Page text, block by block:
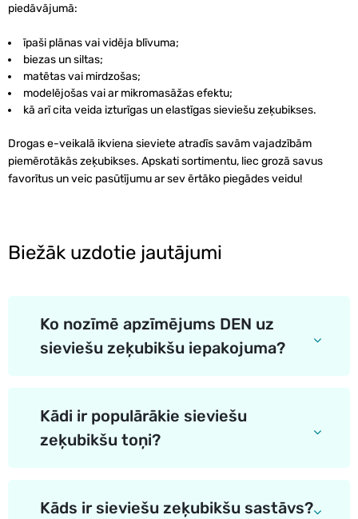
piedāvājumā:
īpaši plānas vai vidēja blīvuma;
biezas un siltas;
matētas vai mirdzošas;
modelējošas vai ar mikromasāžas efektu;
kā arī cita veida izturīgas un elastīgas sieviešu zeķubikses.
Drogas e-veikalā ikviena sieviete atradīs savām vajadzībām
piemērotākās zeķubikses. Apskati sortimentu, liec grozā savus
favorītus un veic pasūtījumu ar sev ērtāko piegādes veidu!
Biežāk uzdotie jautājumi
Ko nozīmē apzīmējums DEN uz
sieviešu zeķubikšu iepakojuma?
Kādi ir populārākie sieviešu
zeķubikšu toņi?
Kāds ir sieviešu zeķubikšu sastāvs?